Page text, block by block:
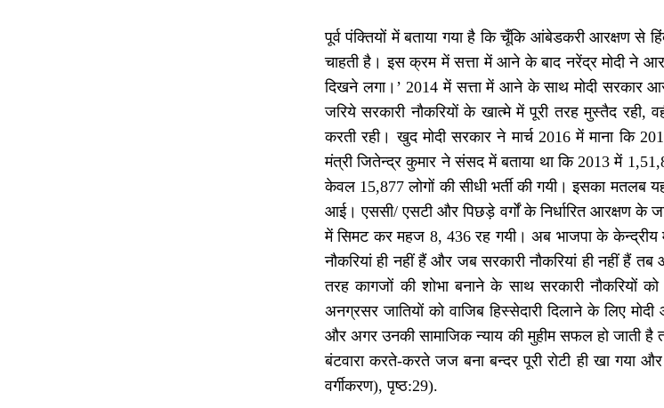
पूर्व पंक्तियों में बताया गया है कि चूँकि आंबेडकरी आरक्षण से
चाहती है। इस क्रम में सत्ता में आने के बाद नरेंद्र मोदी ने
दिखने लगा।’ 2014 में सत्ता में आने के साथ मोदी सरकार
जरिये सरकारी नौकरियों के खात्मे में पूरी तरह मुस्तैद
करती रही। खुद मोदी सरकार ने मार्च 2016 में माना कि
मंत्री जितेन्द्र कुमार ने संसद में बताया था कि 2013 में
केवल 15,877 लोगों की सीधी भर्ती की गयी। इसका मतलब
आई। एससी/ एसटी और पिछड़े वर्गों के निर्धारित आरक्षण के
में सिमट कर महज 8, 436 रह गयी। अब भाजपा के केन्द्रीय
नौकरियां ही नहीं हैं और जब सरकारी नौकरियां ही नहीं हैं
तरह कागजों की शोभा बनाने के साथ सरकारी नौकरियों
अनग्रसर जातियों को वाजिब हिस्सेदारी दिलाने के लिए
और अगर उनकी सामाजिक न्याय की मुहीम सफल हो जाती है
बंटवारा करते-करते जज बना बन्दर पूरी रोटी ही खा गया
वर्गीकरण), पृष्ठ:29).